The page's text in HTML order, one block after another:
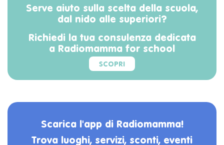
Serve aiuto sulla scelta della scuola,
dal nido alle superiori?
Richiedi la tua consulenza dedicata
a Radiomamma for school
SCOPRI
Scarica l'app di Radiomamma!
Trova luoghi, servizi, sconti, eventi